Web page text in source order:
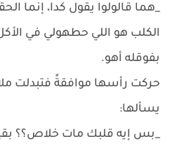
_هما قالولوا يقول كدا، إنما
الكلب هو اللي حطهولي في
بفوقله أهو.
حركت رأسها موافقةً فتبدلت
يسألها:
_بس إيه قلبك مات خلاص؟؟